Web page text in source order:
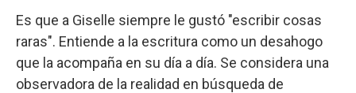
Es que a Giselle siempre le gustó "escribir cosas
raras". Entiende a la escritura como un desahogo
que la acompaña en su día a día. Se considera una
observadora de la realidad en búsqueda de